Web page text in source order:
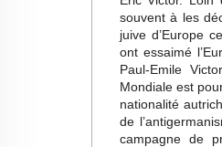
souvent à les
juive d’Europe
ont essaimé
Paul-Emile
Mondiale est
nationalité
de
campagne de